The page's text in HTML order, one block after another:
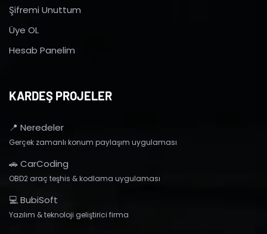
Şifremi Unuttum
Üye OL
Hesab Panelim
KARDEŞ PROJELER
📍 Neredeler
Gerçek zamanlı konum paylaşım uygulaması
🚗 CarCoding
OBD2 araç teşhis & kodlama uygulaması
💻 BubiSoft
Yazılım & teknoloji geliştirici firma